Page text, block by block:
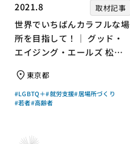
2021.8 取材記事
世界でいちばんカラフルな場
所を目指して！｜ グッド・
エイジング・エールズ 松中
慶子さん【聞き手】
東京都
#LGBTQ＋#就労支援#居場所づくり
#若者#高齢者